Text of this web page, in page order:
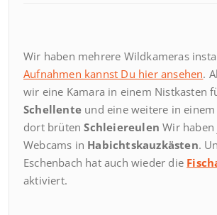
Wir haben mehrere Wildkameras
Aufnahmen kannst Du hier ansehen.
wir eine Kamara in einem Nistkasten
Schellente und eine weitere in
dort brütenSchleiereulen Wir haben
Webcams in Habichtskauzkästen.
Eschenbach hat auch wieder die
aktiviert.